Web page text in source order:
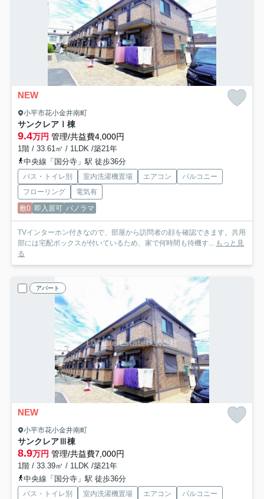
NEW
小平市花小金井南町
サンクレアⅠ棟
9.4万円 管理/共益費4,000円
1階 / 33.61㎡ / 1LDK /築21年
中央線「国分寺」駅 徒歩36分
バス・トイレ別 室内洗濯機置場 エアコン
バルコニー
フローリング
電気有
敷0 即入居可 パノラマ
TVインターホン付きなので、部屋から訪問者の顔を確認できます。共用
部には宅配ボックスが付いているため、家で何時間も待機す... もっと見
る
アパート
NEW
小平市花小金井南町
サンクレアⅢ棟
8.9万円 管理/共益費7,000円
1階 / 33.39㎡ / 1LDK /築21年
中央線「国分寺」駅 徒歩36分
バス・トイレ別 室内洗濯機置場 エアコン
バルコニー